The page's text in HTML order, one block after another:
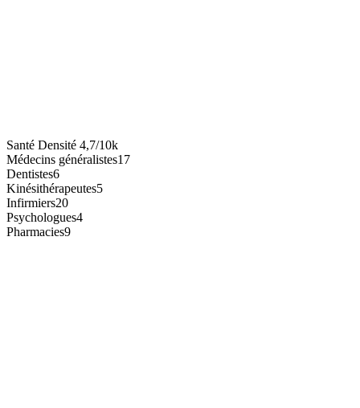
Santé Densité 4,7/10k
Médecins généralistes17
Dentistes6
Kinésithérapeutes5
Infirmiers20
Psychologues4
Pharmacies9